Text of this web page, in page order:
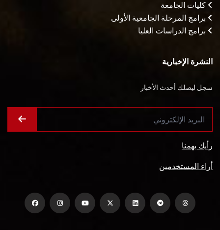
كليات الجامعة
برامج المرحلة الجامعية الأولى
برامج الدراسات العليا
النشرة الإخبارية
سجل ليصلك أحدث الأخبار
رأيك يهمنا
أراء المستخدمين